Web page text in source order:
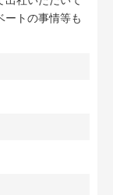
ートの事情等も